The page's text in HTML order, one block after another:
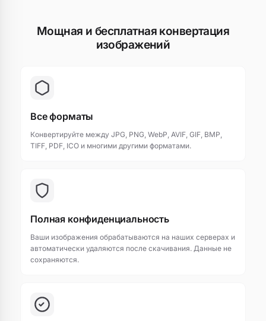
Мощная и бесплатная конвертация
изображений
Все форматы
Конвертируйте между JPG, PNG, WebP, AVIF, GIF, BMP,
TIFF, PDF, ICO и многими другими форматами.
Полная конфиденциальность
Ваши изображения обрабатываются на наших серверах и
автоматически удаляются после скачивания. Данные не
сохраняются.